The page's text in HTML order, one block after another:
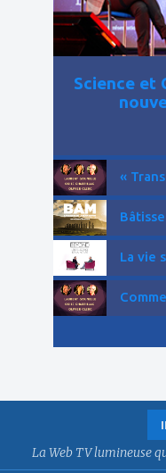
Science et
«
La vie
La Web TV lumineuse